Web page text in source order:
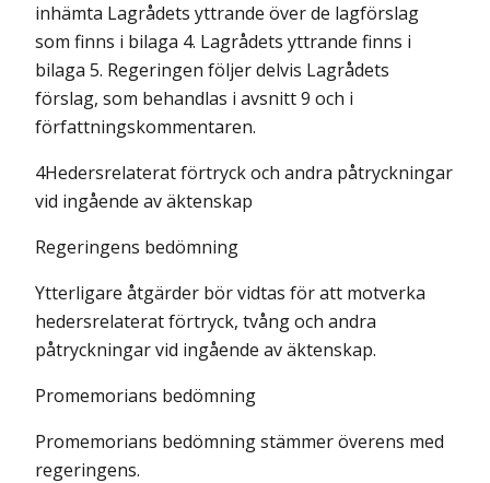
inhämta Lagrådets yttrande över de lagförslag
som finns i bilaga 4. Lagrådets yttrande finns i
bilaga 5. Regeringen följer delvis Lagrådets
förslag, som behandlas i avsnitt 9 och i
författningskommentaren.
4Hedersrelaterat förtryck och andra påtryckningar
vid ingående av äktenskap
Regeringens bedömning
Ytterligare åtgärder bör vidtas för att motverka
hedersrelaterat förtryck, tvång och andra
påtryckningar vid ingående av äktenskap.
Promemorians bedömning
Promemorians bedömning stämmer överens med
regeringens.